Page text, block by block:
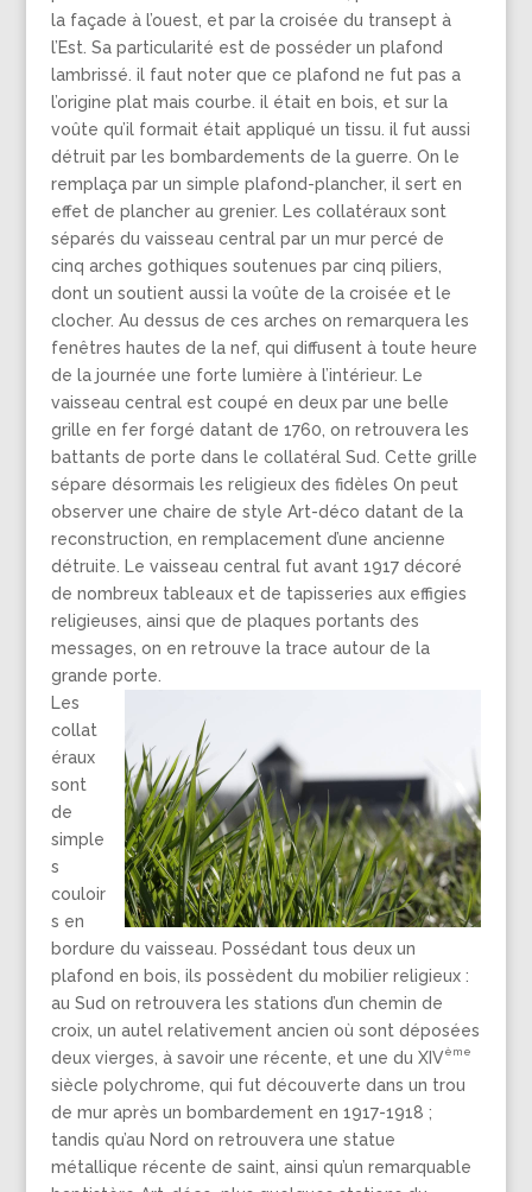
la façade à l’ouest, et par la croisée du transept à
l’Est. Sa particularité est de posséder un plafond
lambrissé. il faut noter que ce plafond ne fut pas a
l’origine plat mais courbe. il était en bois, et sur la
voûte qu’il formait était appliqué un tissu. il fut aussi
détruit par les bombardements de la guerre. On le
remplaça par un simple plafond-plancher, il sert en
effet de plancher au grenier. Les collatéraux sont
séparés du vaisseau central par un mur percé de
cinq arches gothiques soutenues par cinq piliers,
dont un soutient aussi la voûte de la croisée et le
clocher. Au dessus de ces arches on remarquera les
fenêtres hautes de la nef, qui diffusent à toute heure
de la journée une forte lumière à l’intérieur. Le
vaisseau central est coupé en deux par une belle
grille en fer forgé datant de 1760, on retrouvera les
battants de porte dans le collatéral Sud. Cette grille
sépare désormais les religieux des fidèles On peut
observer une chaire de style Art-déco datant de la
reconstruction, en remplacement d’une ancienne
détruite. Le vaisseau central fut avant 1917 décoré
de nombreux tableaux et de tapisseries aux effigies
religieuses, ainsi que de plaques portants des
messages, on en retrouve la trace autour de la
grande porte.
Les
collat
éraux
sont
de
simple
s
couloir
s en
bordure du vaisseau. Possédant tous deux un
plafond en bois, ils possèdent du mobilier religieux :
au Sud on retrouvera les stations d’un chemin de
croix, un autel relativement ancien où sont déposées
deux vierges, à savoir une récente, et une du XIVème
siècle polychrome, qui fut découverte dans un trou
de mur après un bombardement en 1917-1918 ;
tandis qu’au Nord on retrouvera une statue
métallique récente de saint, ainsi qu’un remarquable